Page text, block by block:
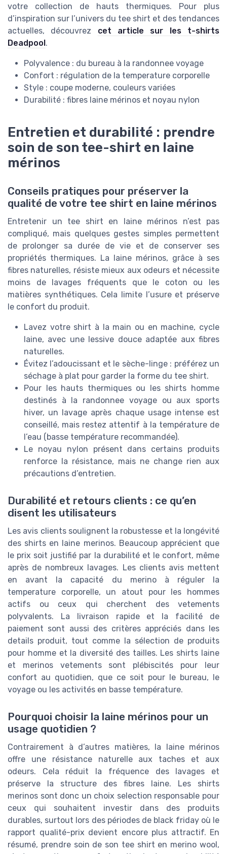
votre collection de hauts thermiques. Pour plus
d’inspiration sur l’univers du tee shirt et des tendances
actuelles, découvrez cet article sur les t-shirts
Deadpool .
Polyvalence : du bureau à la randonnee voyage
Confort : régulation de la temperature corporelle
Style : coupe moderne, couleurs variées
Durabilité : fibres laine mérinos et noyau nylon
Entretien et durabilité : prendre
soin de son tee-shirt en laine
mérinos
Conseils pratiques pour préserver la
qualité de votre tee shirt en laine mérinos
Entretenir un tee shirt en laine mérinos n’est pas
compliqué, mais quelques gestes simples permettent
de prolonger sa durée de vie et de conserver ses
propriétés thermiques. La laine mérinos, grâce à ses
fibres naturelles, résiste mieux aux odeurs et nécessite
moins de lavages fréquents que le coton ou les
matières synthétiques. Cela limite l’usure et préserve
le confort du produit.
Lavez votre shirt à la main ou en machine, cycle
laine, avec une lessive douce adaptée aux fibres
naturelles.
Évitez l’adoucissant et le sèche-linge : préférez un
séchage à plat pour garder la forme du tee shirt.
Pour les hauts thermiques ou les shirts homme
destinés à la randonnee voyage ou aux sports
hiver, un lavage après chaque usage intense est
conseillé, mais restez attentif à la température de
l’eau (basse température recommandée).
Le noyau nylon présent dans certains produits
renforce la résistance, mais ne change rien aux
précautions d’entretien.
Durabilité et retours clients : ce qu’en
disent les utilisateurs
Les avis clients soulignent la robustesse et la longévité
des shirts en laine merinos. Beaucoup apprécient que
le prix soit justifié par la durabilité et le confort, même
après de nombreux lavages. Les clients avis mettent
en avant la capacité du merino à réguler la
temperature corporelle, un atout pour les hommes
actifs ou ceux qui cherchent des vetements
polyvalents. La livraison rapide et la facilité de
paiement sont aussi des critères appréciés dans les
details produit, tout comme la sélection de produits
pour homme et la diversité des tailles. Les shirts laine
et merinos vetements sont plébiscités pour leur
confort au quotidien, que ce soit pour le bureau, le
voyage ou les activités en basse température.
Pourquoi choisir la laine mérinos pour un
usage quotidien ?
Contrairement à d’autres matières, la laine mérinos
offre une résistance naturelle aux taches et aux
odeurs. Cela réduit la fréquence des lavages et
préserve la structure des fibres laine. Les shirts
merinos sont donc un choix selection responsable pour
ceux qui souhaitent investir dans des produits
durables, surtout lors des périodes de black friday où le
rapport qualité-prix devient encore plus attractif. En
résumé, prendre soin de son tee shirt en merino wool,